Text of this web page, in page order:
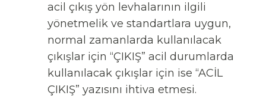
acil çıkış yön levhalarının ilgili
yönetmelik ve standartlara uygun,
normal zamanlarda kullanılacak
çıkışlar için “ÇIKIŞ” acil durumlarda
kullanılacak çıkışlar için ise “ACİL
ÇIKIŞ” yazısını ihtiva etmesi.